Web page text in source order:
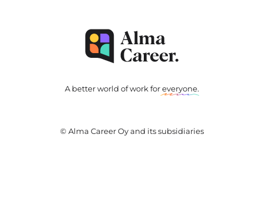
A better world of work foreveryone.
© Alma Career Oy and its subsidiaries